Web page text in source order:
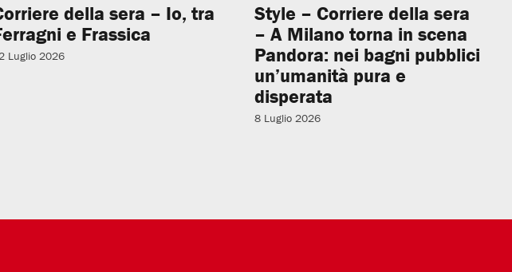
della sera – Io, tra
e Frassica
Luglio 2026
Style – Corriere della sera
– A Milano torna in scena
Pandora: nei bagni pubblici
un’umanità pura e
disperata
8 Luglio 2026